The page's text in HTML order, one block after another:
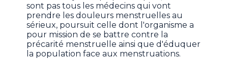
sont pas tous les médecins qui vont
prendre les douleurs menstruelles au
sérieux, poursuit celle dont l'organisme a
pour mission de se battre contre la
précarité menstruelle ainsi que d'éduquer
la population face aux menstruations.